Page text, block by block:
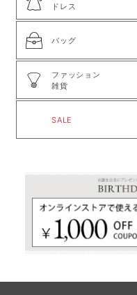
ドレス
バッグ
ファッション
雑貨
SALE